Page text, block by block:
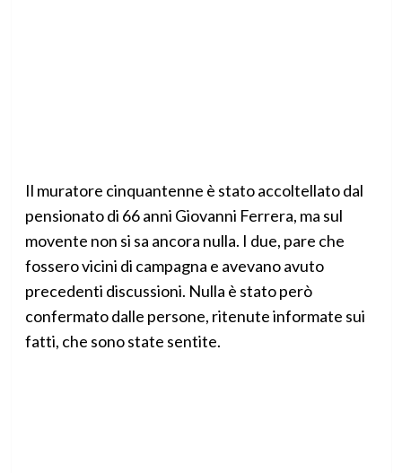
Il muratore cinquantenne è stato accoltellato dal
pensionato di 66 anni Giovanni Ferrera, ma sul
movente non si sa ancora nulla. I due, pare che
fossero vicini di campagna e avevano avuto
precedenti discussioni. Nulla è stato però
confermato dalle persone, ritenute informate sui
fatti, che sono state sentite.